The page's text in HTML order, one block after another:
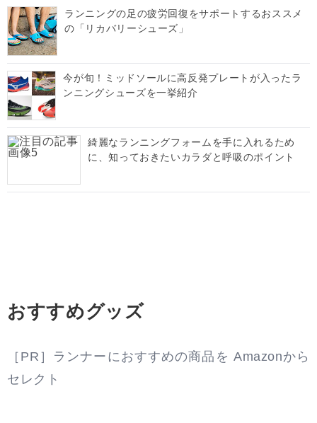
ランニングの足の疲労回復をサポートするおススメ
の「リカバリーシューズ」
今が旬！ミッドソールに高反発プレートが入ったラ
ンニングシューズを一挙紹介
綺麗なランニングフォームを手に入れるため
に、知っておきたいカラダと呼吸のポイント
おすすめグッズ
［PR］ランナーにおすすめの商品を Amazonから
セレクト